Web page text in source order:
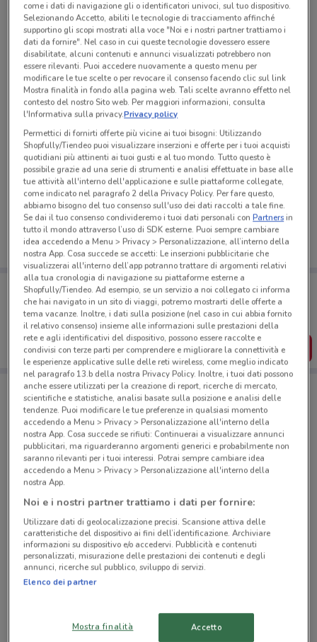
Ci dispiace, al momento non abbiamo pubblicato
volantini nella tua zona. Riprova più tardi.
Porta DoveConviene sempre con te!
Puoi trovare le migliori offerte dei negozi vicino a te,
salvarle e creare la tua lista del risparmio, comodamente
dal tuo cellulare.
SCARICA L’APP
Negozi Eurospar a Limatola
© MapTiler© OpenStreetMap contributors
come i dati di navigazione gli o identificatori univoci, sul tuo dispositivo.
Selezionando Accetto, abiliti le tecnologie di tracciamento affinché
supportino gli scopi mostrati alla voce "Noi e i nostri partner trattiamo i
dati da fornire". Nel caso in cui queste tecnologie dovessero essere
disabilitate, alcuni contenuti e annunci visualizzati potrebbero non
essere rilevanti. Puoi accedere nuovamente a questo menu per
modificare le tue scelte o per revocare il consenso facendo clic sul link
Mostra finalità in fondo alla pagina web. Tali scelte avranno effetto nel
contesto del nostro Sito web. Per maggiori informazioni, consulta
l'Informativa sulla privacy.Privacy policy
Permettici di fornirti offerte più vicine ai tuoi bisogni: Utilizzando
Shopfully/Tiendeo puoi visualizzare inserzioni e offerte per i tuoi acquisti
quotidiani più attinenti ai tuoi gusti e al tuo mondo. Tutto questo è
possibile grazie ad una serie di strumenti e analisi effettuate in base alle
tue attività all'interno dell'applicazione e sulle piattaforme collegate,
come indicato nel paragrafo 2 della Privacy Policy. Per fare questo,
abbiamo bisogno del tuo consenso sull'uso dei dati raccolti a tale fine.
Se dai il tuo consenso condivideremo i tuoi dati personali conPartnersin
tutto il mondo attraverso l’uso di SDK esterne. Puoi sempre cambiare
idea accedendo a Menu > Privacy > Personalizzazione, all’interno della
nostra App. Cosa succede se accetti: Le inserzioni pubblicitarie che
visualizzerai all'interno dell’app potranno trattare di argomenti relativi
alla tua cronologia di navigazione su piattaforme esterne a
Shopfully/Tiendeo. Ad esempio, se un servizio a noi collegato ci informa
che hai navigato in un sito di viaggi, potremo mostrarti delle offerte a
tema vacanze. Inoltre, i dati sulla posizione (nel caso in cui abbia fornito
il relativo consenso) insieme alle informazioni sulle prestazioni della
rete e agli identificativi del dispositivo, possono essere raccolte e
condivisi con terze parti per comprendere e migliorare la connettività e
le esperienze applicative sulle delle reti wireless, come meglio indicato
nel paragrafo 13.b della nostra Privacy Policy. Inoltre, i tuoi dati possono
anche essere utilizzati per la creazione di report, ricerche di mercato,
scientifiche e statistiche, analisi basate sulla posizione e analisi delle
tendenze. Puoi modificare le tue preferenze in qualsiasi momento
accedendo a Menu > Privacy > Personalizzazione all'interno della
nostra App. Cosa succede se rifiuti: Continuerai a visualizzare annunci
pubblicitari, ma riguarderanno argomenti generici e probabilmente non
saranno rilevanti per i tuoi interessi. Potrai sempre cambiare idea
accedendo a Menu > Privacy > Personalizzazione all'interno della
nostra App.
Noi e i nostri partner trattiamo i dati per fornire:
Utilizzare dati di geolocalizzazione precisi. Scansione attiva delle
caratteristiche del dispositivo ai fini dell’identificazione. Archiviare
informazioni su dispositivo e/o accedervi. Pubblicità e contenuti
personalizzati, misurazione delle prestazioni dei contenuti e degli
annunci, ricerche sul pubblico, sviluppo di servizi.
Elenco dei partner
Mostra finalità Accetto